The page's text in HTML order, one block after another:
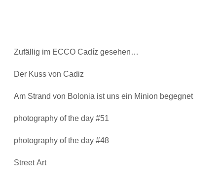
Zufällig im ECCO Cadíz gesehen…
Der Kuss von Cadiz
Am Strand von Bolonia ist uns ein Minion begegnet
photography of the day #51
photography of the day #48
Street Art